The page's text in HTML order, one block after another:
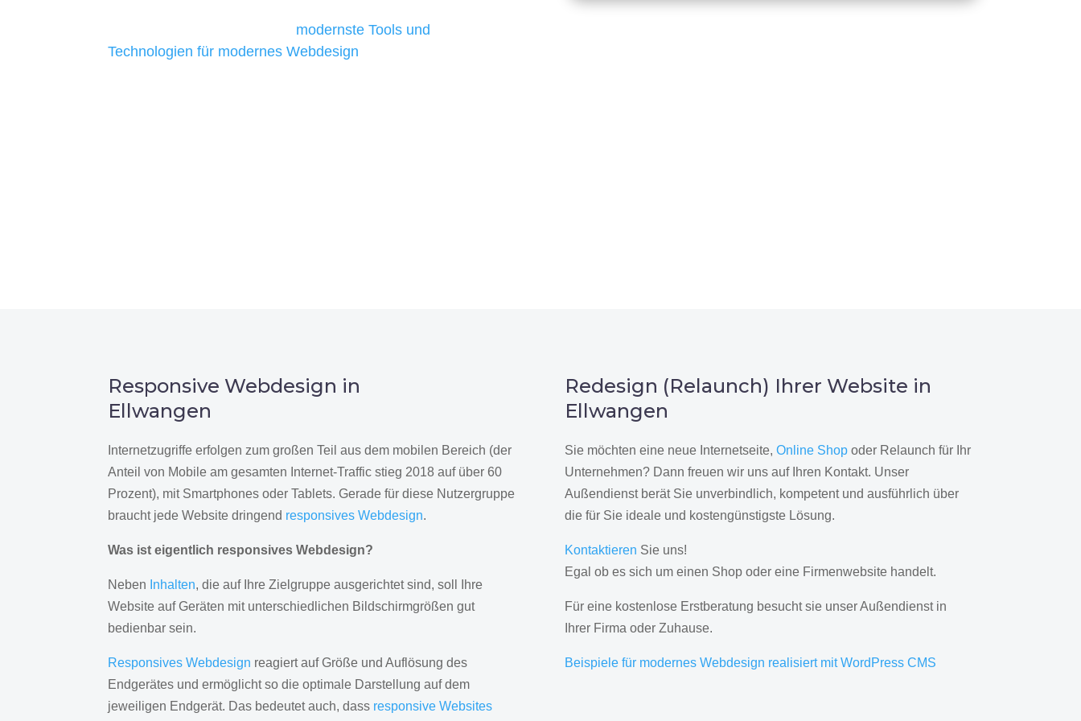
modernste Tools und
Technologien für modernes Webdesign
Responsive Webdesign in
Ellwangen
Internetzugriffe erfolgen zum großen Teil aus dem mobilen Bereich (der
Anteil von Mobile am gesamten Internet-Traffic stieg 2018 auf über 60
Prozent), mit Smartphones oder Tablets. Gerade für diese Nutzergruppe
braucht jede Website dringend responsives Webdesign.
Was ist eigentlich responsives Webdesign?
Neben Inhalten, die auf Ihre Zielgruppe ausgerichtet sind, soll Ihre
Website auf Geräten mit unterschiedlichen Bildschirmgrößen gut
bedienbar sein.
Responsives Webdesign reagiert auf Größe und Auflösung des
Endgerätes und ermöglicht so die optimale Darstellung auf dem
jeweiligen Endgerät. Das bedeutet auch, dass responsive Websites
Redesign (Relaunch) Ihrer Website in
Ellwangen
Sie möchten eine neue Internetseite, Online Shopoder Relaunch für Ihr
Unternehmen? Dann freuen wir uns auf Ihren Kontakt. Unser
Außendienst berät Sie unverbindlich, kompetent und ausführlich über
die für Sie ideale und kostengünstigste Lösung.
Kontaktieren Sie uns!
Egal ob es sich um einen Shop oder eine Firmenwebsite handelt.
Für eine kostenlose Erstberatung besucht sie unser Außendienst in
Ihrer Firma oder Zuhause.
Beispiele für modernes Webdesign realisiert mit WordPress CMS